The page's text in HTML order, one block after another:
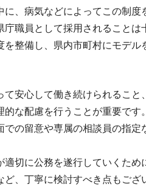
、病気などによってこの制
職員として採用されること
整備し、県内市町村にモデ
安心して働き続けられるこ
な配慮を行うことが重要です。
の留意や専属の相談員の指
切に公務を遂行していくた
、丁寧に検討すべき点もござ